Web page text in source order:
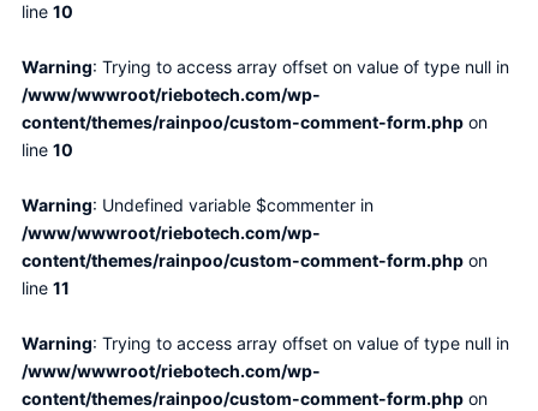
line 10
Warning: Trying to access array offset on value of type null in
/www/wwwroot/riebotech.com/wp-
content/themes/rainpoo/custom-comment-form.phpon
line 10
Warning: Undefined variable $commenter in
/www/wwwroot/riebotech.com/wp-
content/themes/rainpoo/custom-comment-form.phpon
line 11
Warning: Trying to access array offset on value of type null in
/www/wwwroot/riebotech.com/wp-
content/themes/rainpoo/custom-comment-form.phpon